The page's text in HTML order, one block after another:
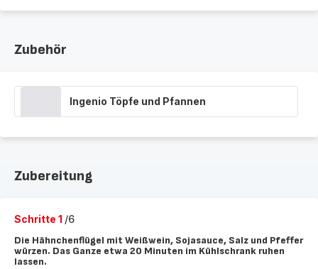
Zubehör
Ingenio Töpfe und Pfannen
Zubereitung
Schritte 1 /6
Die Hähnchenflügel mit Weißwein, Sojasauce, Salz und Pfeffer
würzen. Das Ganze etwa 20 Minuten im Kühlschrank ruhen
lassen.